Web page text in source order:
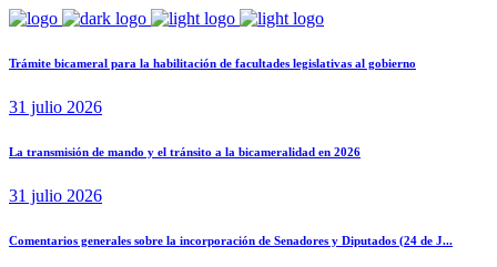
Trámite bicameral para la habilitación de facultades legislativas al gobierno
31 julio 2026
La transmisión de mando y el tránsito a la bicameralidad en 2026
31 julio 2026
Comentarios generales sobre la incorporación de Senadores y Diputados (24 de J...